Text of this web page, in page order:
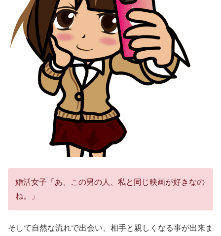
婚活女子「あ、この男の人、私と同じ映画が好きなの
ね。」
そして自然な流れで出会い、相手と親しくなる事が出来ま